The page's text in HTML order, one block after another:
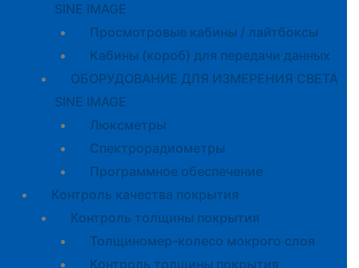
SINE IMAGE
Просмотровые кабины / лайтбоксы
Кабины (короб) для передачи данных
ОБОРУДОВАНИЕ ДЛЯ ИЗМЕРЕНИЯ СВЕТА
SINE IMAGE
Люксметры
Спектрорадиометры
Программное обеспечение
Контроль качества покрытия
Контроль толщины покрытия
Толщиномер-колесо мокрого слоя
Контроль толщины покрытия